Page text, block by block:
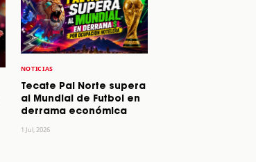
NOTICIAS
Tecate Pal Norte supera
al Mundial de Futbol en
derrama económica
1 Jul, 2026